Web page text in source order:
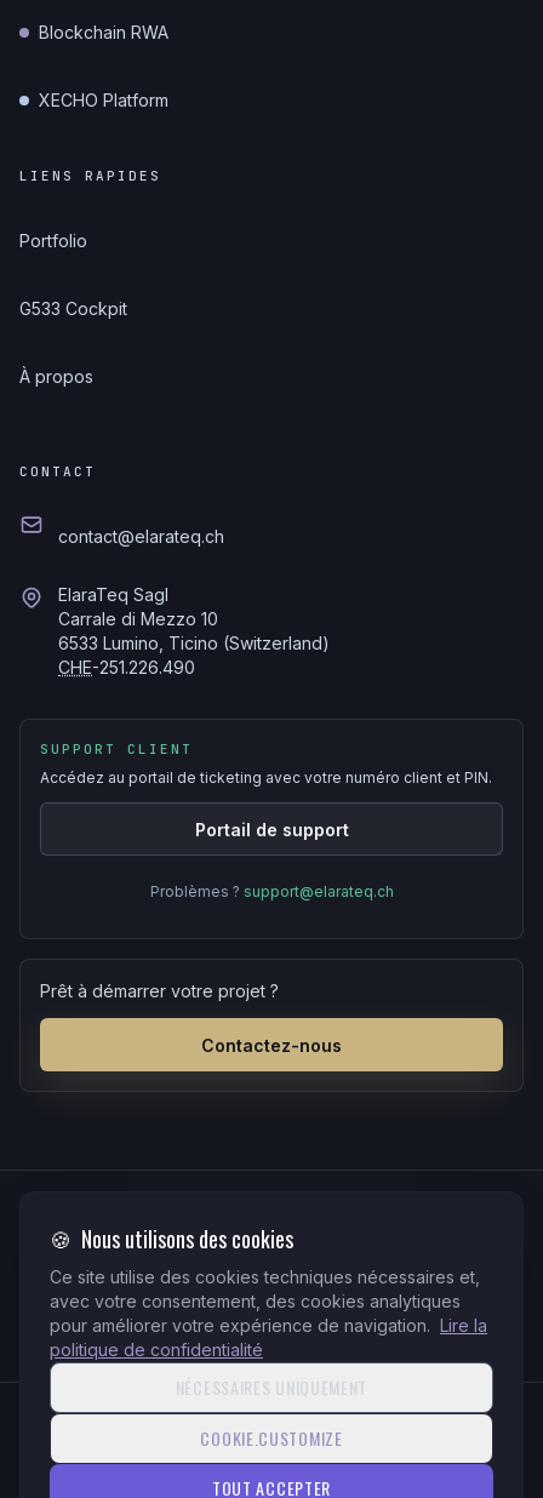
Blockchain RWA
XECHO Platform
LIENS RAPIDES
Portfolio
G533 Cockpit
À propos
CONTACT
contact@elarateq.ch
ElaraTeq Sagl
Carrale di Mezzo 10
6533 Lumino, Ticino (Switzerland)
CHE-251.226.490
SUPPORT CLIENT
Accédez au portail de ticketing avec votre numéro client et PIN.
Portail de support
Problèmes ? support@elarateq.ch
Prêt à démarrer votre projet ?
Contactez-nous
QR-bill Stripe
PayPal Virement
QR-facture suisse conforme · Stripe intégré sur tous les verticaux et
solutions
Politique de confidentialitéConditions d'utilisation
🍪 Nous utilisons des cookies
Ce site utilise des cookies techniques nécessaires et,
avec votre consentement, des cookies analytiques
pour améliorer votre expérience de navigation. Lire la
politique de confidentialité
NÉCESSAIRES UNIQUEMENT
COOKIE.CUSTOMIZE
TOUT ACCEPTER